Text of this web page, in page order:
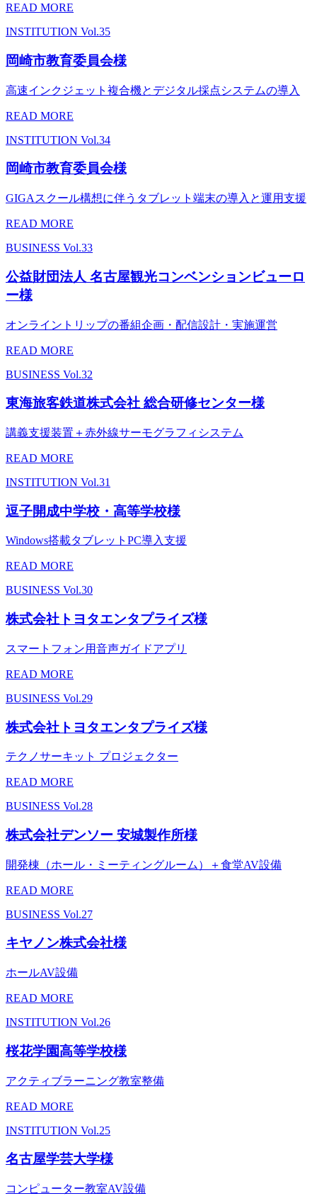
READ MORE
INSTITUTION Vol.35
岡崎市教育委員会様
高速インクジェット複合機とデジタル採点システムの導入
READ MORE
INSTITUTION Vol.34
岡崎市教育委員会様
GIGAスクール構想に伴うタブレット端末の導入と運用支援
READ MORE
BUSINESS Vol.33
公益財団法人 名古屋観光コンベンションビューロ
ー様
オンライントリップの番組企画・配信設計・実施運営
READ MORE
BUSINESS Vol.32
東海旅客鉄道株式会社 総合研修センター様
講義支援装置＋赤外線サーモグラフィシステム
READ MORE
INSTITUTION Vol.31
逗子開成中学校・高等学校様
Windows搭載タブレットPC導入支援
READ MORE
BUSINESS Vol.30
株式会社トヨタエンタプライズ様
スマートフォン用音声ガイドアプリ
READ MORE
BUSINESS Vol.29
株式会社トヨタエンタプライズ様
テクノサーキット プロジェクター
READ MORE
BUSINESS Vol.28
株式会社デンソー 安城製作所様
開発棟（ホール・ミーティングルーム）＋食堂AV設備
READ MORE
BUSINESS Vol.27
キヤノン株式会社様
ホールAV設備
READ MORE
INSTITUTION Vol.26
桜花学園高等学校様
アクティブラーニング教室整備
READ MORE
INSTITUTION Vol.25
名古屋学芸大学様
コンピューター教室AV設備